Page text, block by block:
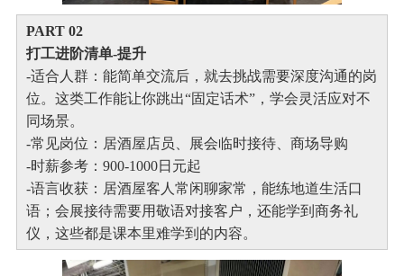
PART 02
打工进阶清单-提升
-适合人群：能简单交流后，就去挑战需要深度沟通的岗
位。这类工作能让你跳出“固定话术”，学会灵活应对不
同场景。
-常见岗位：居酒屋店员、展会临时接待、商场导购
-时薪参考：900-1000日元起
-语言收获：居酒屋客人常闲聊家常，能练地道生活口
语；会展接待需要用敬语对接客户，还能学到商务礼
仪，这些都是课本里难学到的内容。